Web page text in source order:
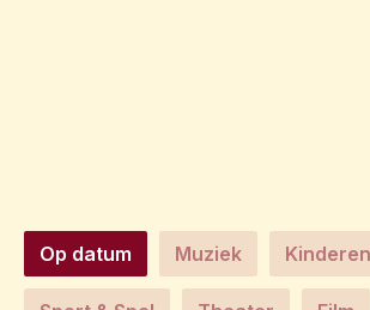
Op datum Muziek Kinderen